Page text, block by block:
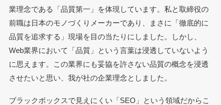
業理念である「品質第一」を体現しています。私と取締役の
前職は日本のモノづくりメーカーであり、まさに「徹底的に
品質を追求する」現場を目の当たりにしました。しかし、
Web業界において「品質」という言葉は浸透していないよう
に思えます。この業界にも妥協を許さない品質の概念を浸透
させたいと思い、我が社の企業理念としました。
ブラックボックスで見えにくい「SEO」という領域だからこ